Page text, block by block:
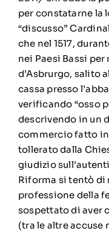
per constatarne la
“discusso”
che nel 1517,
nei Paesi Bassi
d’Asbrurgo, salito
cassa presso
verificando “osso
descrivendo in un
commercio fatto
tollerato dalla
giudizio
Riforma si tentò di
professione della
sospettato di aver
(tra le altre accuse